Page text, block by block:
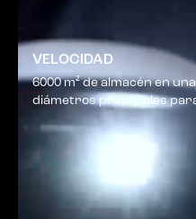
VELOCIDAD
6000 m² de almacén en
diámetros principales